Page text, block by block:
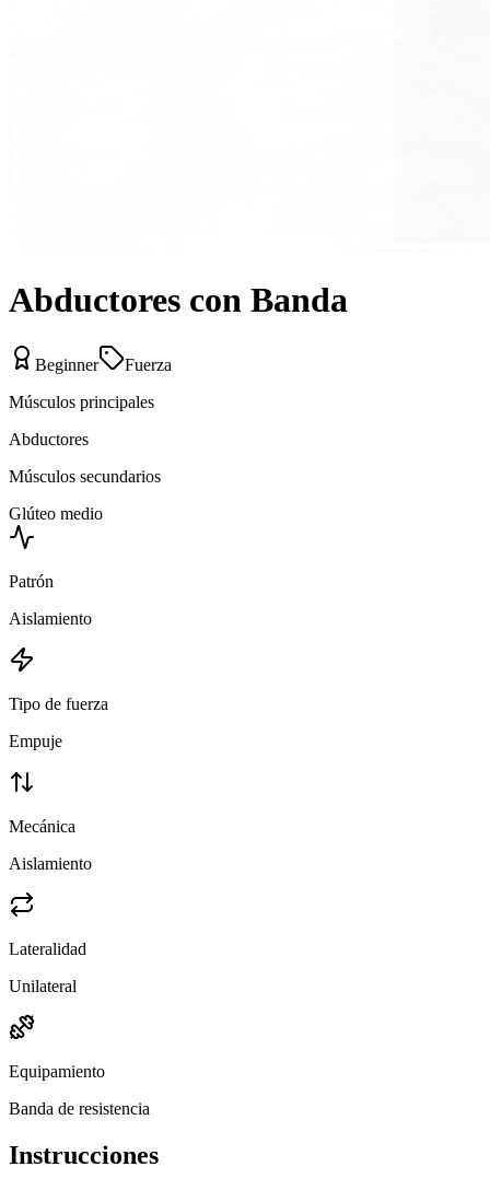
Abductores con Banda
Beginner
Fuerza
Músculos principales
Abductores
Músculos secundarios
Glúteo medio
Patrón
Aislamiento
Tipo de fuerza
Empuje
Mecánica
Aislamiento
Lateralidad
Unilateral
Equipamiento
Banda de resistencia
Instrucciones